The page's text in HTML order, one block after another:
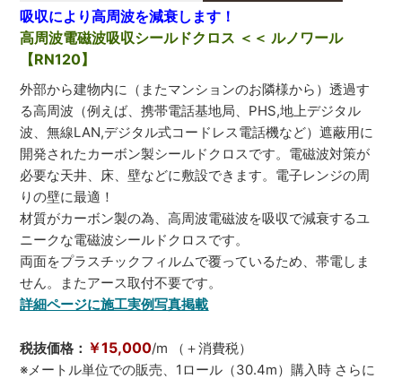
吸収により高周波を減衰します！
高周波電磁波吸収シールドクロス ＜＜ ルノワール
【RN120】
外部から建物内に（またマンションのお隣様から）透過す
る高周波（例えば、携帯電話基地局、PHS,地上デジタル
波、無線LAN,デジタル式コードレス電話機など）遮蔽用に
開発されたカーボン製シールドクロスです。電磁波対策が
必要な天井、床、壁などに敷設できます。電子レンジの周
りの壁に最適！
材質がカーボン製の為、高周波電磁波を吸収で減衰するユ
ニークな電磁波シールドクロスです。
両面をプラスチックフィルムで覆っているため、帯電しま
せん。またアース取付不要です。
詳細ページに施工実例写真掲載
税抜価格： ￥15,000/m （＋消費税）
※メートル単位での販売、1ロール（30.4m）購入時 さらに